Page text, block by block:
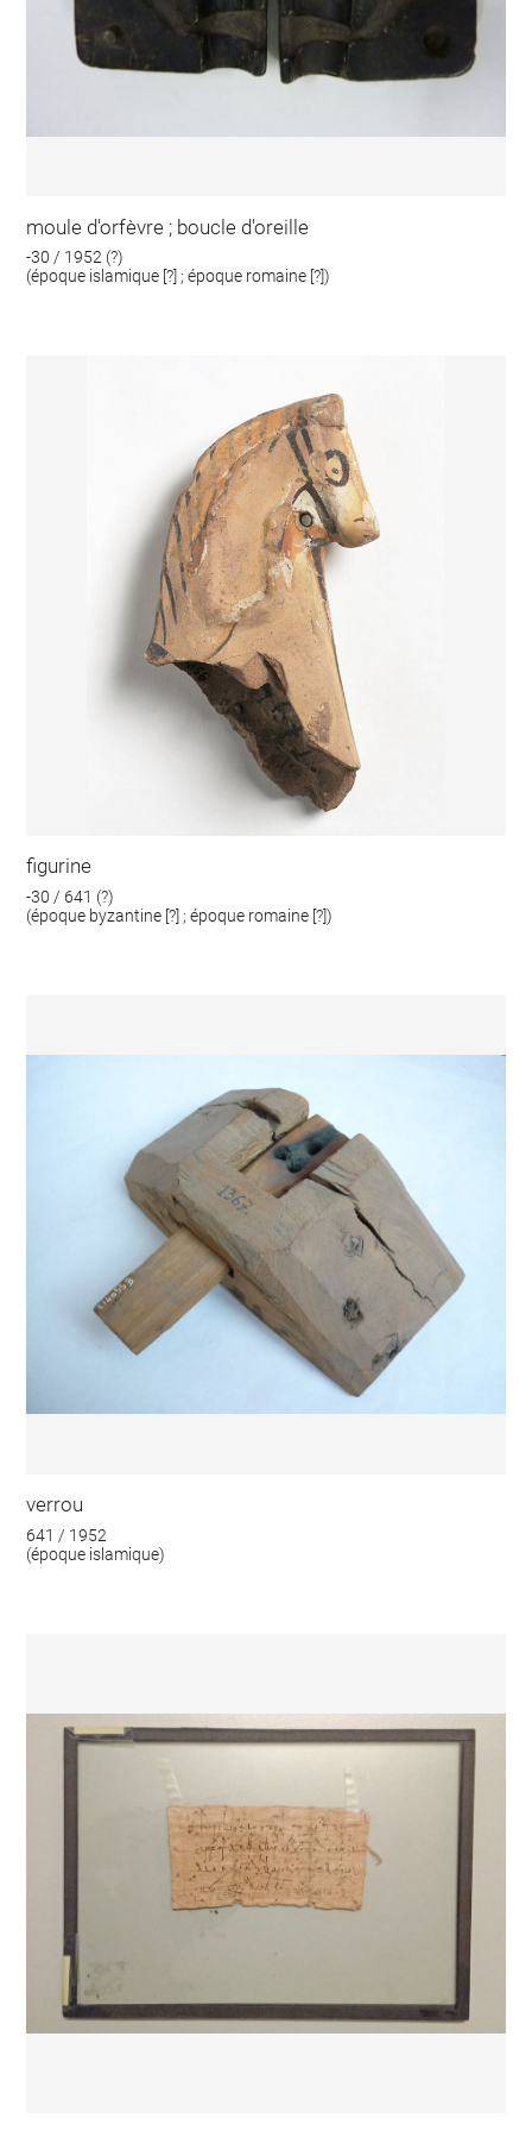
moule d'orfèvre ; boucle d'oreille
-30 / 1952 (?)
(époque islamique [?] ; époque romaine [?])
figurine
-30 / 641 (?)
(époque byzantine [?] ; époque romaine [?])
verrou
641 / 1952
(époque islamique)